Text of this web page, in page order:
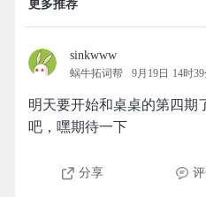
更多推荐
sinkwww
蜗牛拓词帮 9月19日 14时
明天要开始和桌桌的第四期
吧，嘿期待一下
分享 评